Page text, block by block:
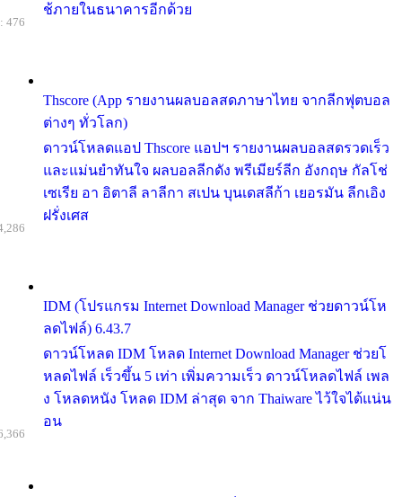
ช้ภายในธนาคารอีกด้วย
Thscore (App รายงานผลบอลสดภาษาไทย จากลีกฟุตบอล
ต่างๆ ทั่วโลก)
ดาวน์โหลดแอป Thscore แอปฯ รายงานผลบอลสดรวดเร็ว
และแม่นยำทันใจ ผลบอลลีกดัง พรีเมียร์ลีก อังกฤษ กัลโช่
เซเรีย อา อิตาลี ลาลีกา สเปน บุนเดสลีก้า เยอรมัน ลีกเอิง
ฝรั่งเศส
476
IDM (โปรแกรม Internet Download Manager ช่วยดาวน์โห
ลดไฟล์) 6.43.7
ดาวน์โหลด IDM โหลด Internet Download Manager ช่วยโ
หลดไฟล์ เร็วขึ้น 5 เท่า เพิ่มความเร็ว ดาวน์โหลดไฟล์ เพล
ง โหลดหนัง โหลด IDM ล่าสุด จาก Thaiware ไว้ใจได้แน่น
อน